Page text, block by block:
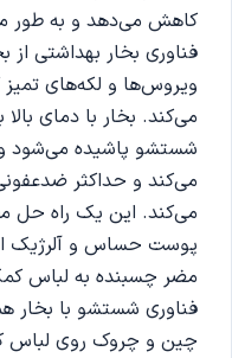
کاهش می‌دهد و به طور
فناوری بخار بهداشتی از
ویروس‌ها و لکه‌های
می‌کند. بخار با دمای
شستشو پاشیده می‌شود و
می‌کند و حداکثر
می‌کند. این یک راه حل
پوست حساس و آلرژیک
مضر چسبنده به لباس
فناوری شستشو با بخار
چین و چروک روی لباس